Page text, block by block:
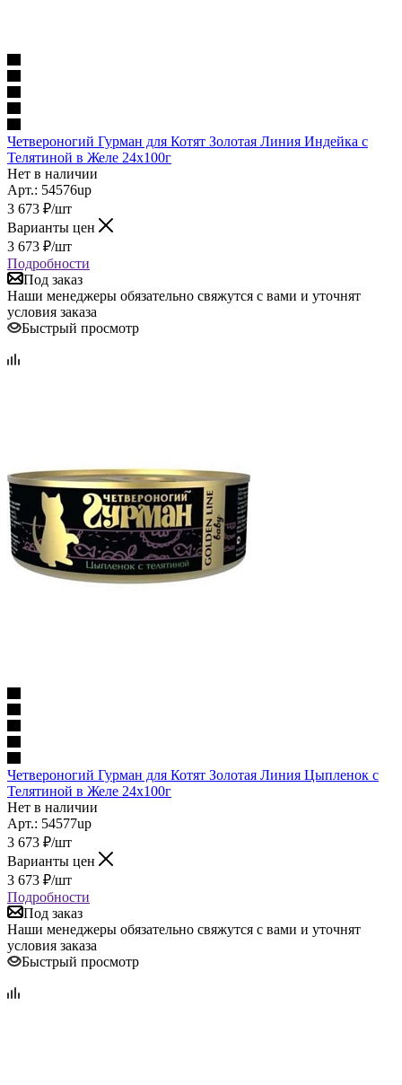
Четвероногий Гурман для Котят Золотая Линия Индейка с
Телятиной в Желе 24х100г
Нет в наличии
Арт.: 54576up
3 673 ₽/шт
Варианты цен
3 673 ₽/шт
Подробности
Под заказ
Наши менеджеры обязательно свяжутся с вами и уточнят
условия заказа
Быстрый просмотр
Четвероногий Гурман для Котят Золотая Линия Цыпленок с
Телятиной в Желе 24х100г
Нет в наличии
Арт.: 54577up
3 673 ₽/шт
Варианты цен
3 673 ₽/шт
Подробности
Под заказ
Наши менеджеры обязательно свяжутся с вами и уточнят
условия заказа
Быстрый просмотр